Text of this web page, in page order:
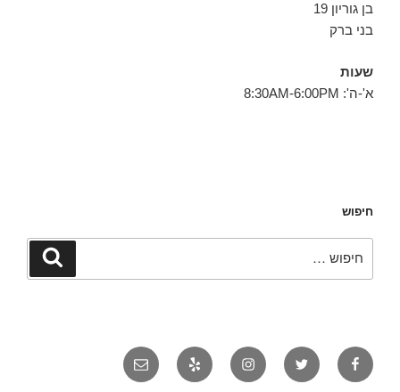
בן גוריון 19
בני ברק
שעות
א'-ה': 8:30AM-6:00PM
חיפוש
חיפוש
פייסבוק טוויטר אינסטגרם יאלפ אימייל